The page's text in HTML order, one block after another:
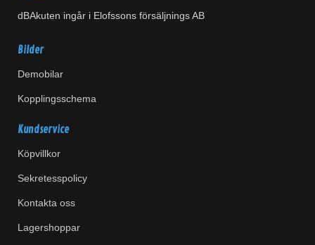
dBAkuten ingår i Elofssons försäljnings AB
Bilder
Demobilar
Kopplingsschema
Kundservice
Köpvillkor
Sekretesspolicy
Kontakta oss
Lagershoppar